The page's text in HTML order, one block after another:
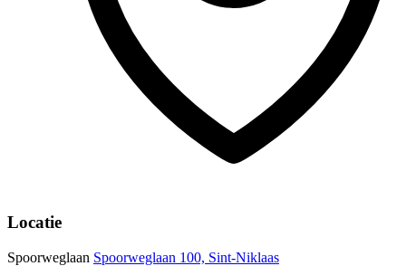
Locatie
Spoorweglaan Spoorweglaan 100, Sint-Niklaas